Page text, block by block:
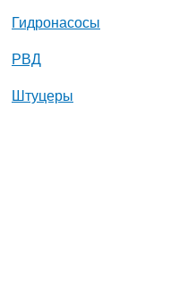
Гидронасосы
РВД
Штуцеры